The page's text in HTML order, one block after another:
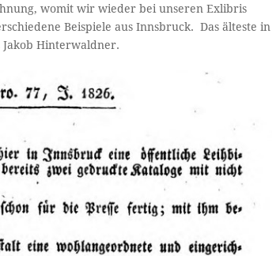
womit wir wieder bei unseren Exlibris
Beispiele aus Innsbruck. Das älteste in
Hinterwaldner.